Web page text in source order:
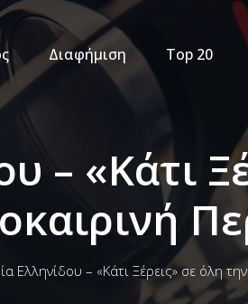
Διαφήμιση Top 20
– «Κάτι
Ελληνίδου – «Κάτι Ξέρεις» σε όλη